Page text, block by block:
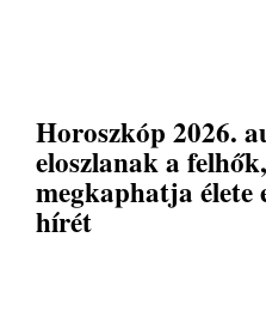
Horoszkóp 2026.
eloszlanak a
megkaphatja élete
hírét